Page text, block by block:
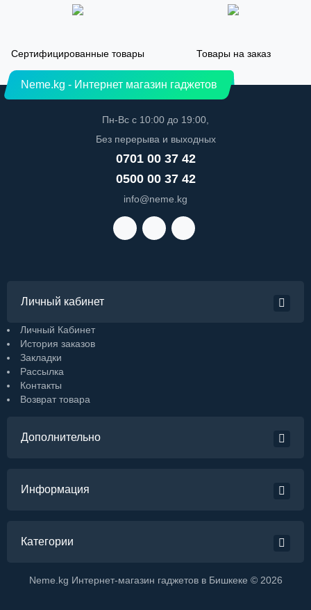
Сертифицированные товары Товары на заказ
Neme.kg - Интернет магазин гаджетов
Пн-Вс с 10:00 до 19:00,
Без перерыва и выходных
0701 00 37 42
0500 00 37 42
info@neme.kg
Личный кабинет
Личный Кабинет
История заказов
Закладки
Рассылка
Контакты
Возврат товара
Дополнительно
Информация
Категории
Neme.kg Интернет-магазин гаджетов в Бишкеке © 2026